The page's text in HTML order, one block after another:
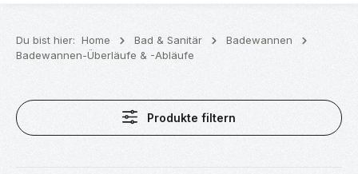
Du bist hier: Home Bad & Sanitär
Badewannen
Badewannen-Überläufe & -Abläufe
Produkte filtern